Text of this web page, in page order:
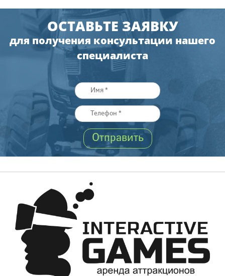
ОСТАВЬТЕ ЗАЯВКУ
для получения консультации нашего
специалиста